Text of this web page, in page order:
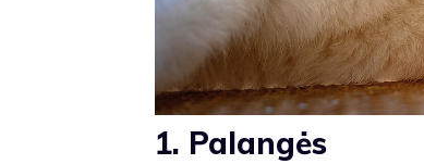
1. Palangės